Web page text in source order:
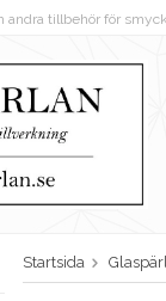
andra tillbehör för
Startsida